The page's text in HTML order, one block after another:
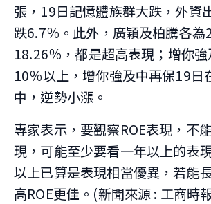
張，19日記憶體族群大跌，外資
跌6.7％。此外，廣穎及柏騰各為
18.26％，都是超高表現；增你
10％以上，增你強及中再保19日
中，逆勢小漲。
專家表示，要觀察ROE表現，不
現，可能至少要看一年以上的表
以上已算是表現相當優異，若能
高ROE更佳。(新聞來源 : 工商時